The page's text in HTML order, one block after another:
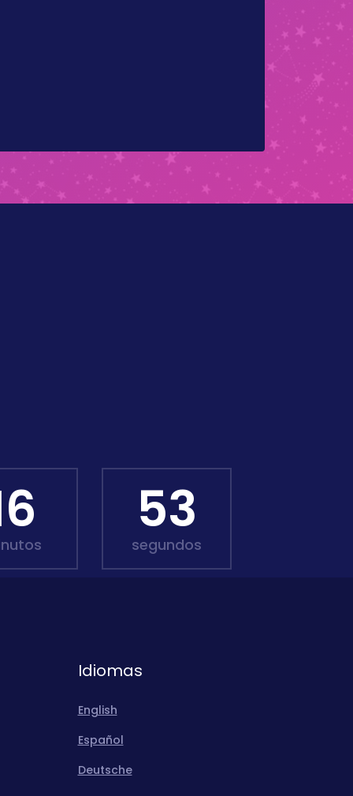
51
segundos
Idiomas
English
Español
Deutsche